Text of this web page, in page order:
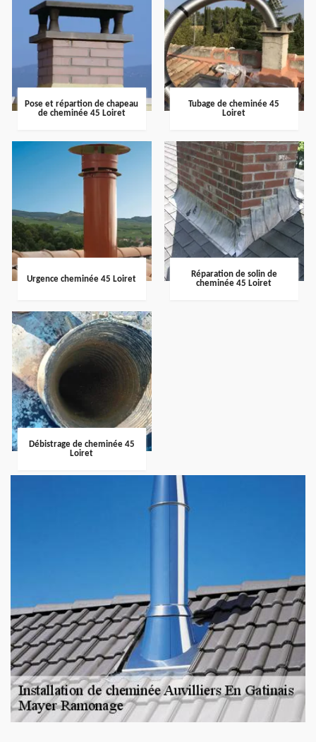
Pose et répartion de chapeau
de cheminée 45 Loiret
Tubage de cheminée 45
Loiret
Urgence cheminée 45 Loiret
Réparation de solin de
cheminée 45 Loiret
Débistrage de cheminée 45
Loiret